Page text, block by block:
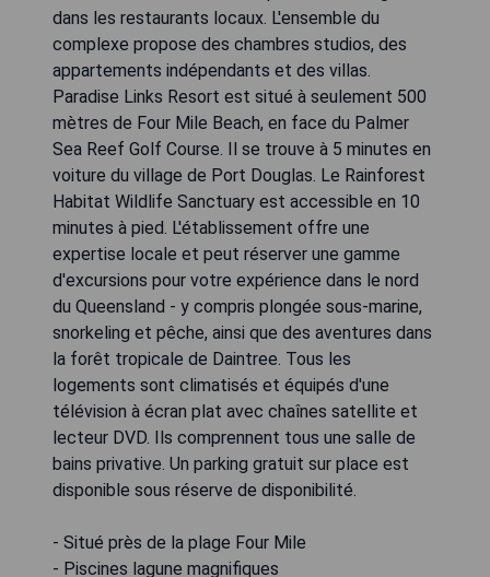
dans les restaurants locaux. L'ensemble du
complexe propose des chambres studios, des
appartements indépendants et des villas.
Paradise Links Resort est situé à seulement 500
mètres de Four Mile Beach, en face du Palmer
Sea Reef Golf Course. Il se trouve à 5 minutes en
voiture du village de Port Douglas. Le Rainforest
Habitat Wildlife Sanctuary est accessible en 10
minutes à pied. L'établissement offre une
expertise locale et peut réserver une gamme
d'excursions pour votre expérience dans le nord
du Queensland - y compris plongée sous-marine,
snorkeling et pêche, ainsi que des aventures dans
la forêt tropicale de Daintree. Tous les
logements sont climatisés et équipés d'une
télévision à écran plat avec chaînes satellite et
lecteur DVD. Ils comprennent tous une salle de
bains privative. Un parking gratuit sur place est
disponible sous réserve de disponibilité.
- Situé près de la plage Four Mile
- Piscines lagune magnifiques